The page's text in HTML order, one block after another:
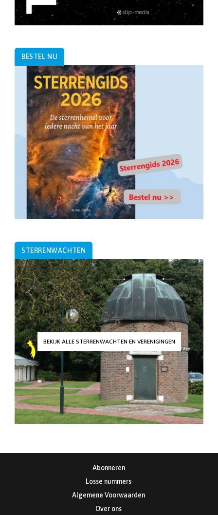
BESTEL NU
STERRENWACHTEN
BEKIJK ALLE STERRENWACHTEN EN VERENIGINGEN
Abonneren
Losse nummers
Algemene Voorwaarden
Over ons